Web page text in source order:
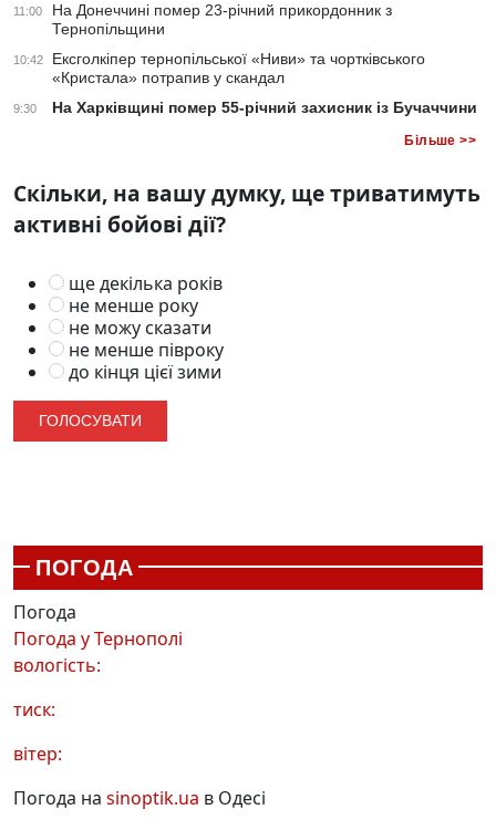
11:00
На Донеччині помер 23-річний прикордонник з
Тернопільщини
10:42
Ексголкіпер тернопільської «Ниви» та чортківського
«Кристала» потрапив у скандал
9:30 На Харківщині помер 55-річний захисник із Бучаччини
Більше >>
Скільки, на вашу думку, ще триватимуть
активні бойові дії?
ще декілька років
не менше року
не можу сказати
не менше півроку
до кінця цієї зими
ПОГОДА
Погода
Погода уТернополі
вологість:
тиск:
вітер:
Погода на sinoptik.ua в Одесі